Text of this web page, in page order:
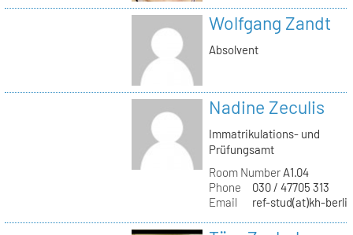
Wolfgang Zandt
Absolvent
Nadine Zeculis
Immatrikulations- und
Prüfungsamt
Room NumberA1.04
Phone
030 / 47705 313
Email
ref-stud(at)kh-